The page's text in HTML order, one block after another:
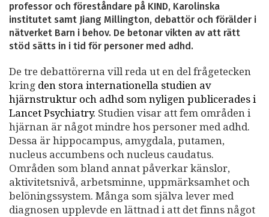
professor och föreståndare på KIND, Karolinska
institutet samt Jiang Millington, debattör och förälder i
nätverket Barn i behov. De betonar vikten av att rätt
stöd sätts in i tid för personer med adhd.
De tre debattörerna vill reda ut en del frågetecken
kring den stora internationella studien av
hjärnstruktur och adhd som nyligen publicerades i
Lancet Psychiatry. Studien visar att fem områden i
hjärnan är något mindre hos personer med adhd.
Dessa är hippocampus, amygdala, putamen,
nucleus accumbens och nucleus caudatus.
Områden som bland annat påverkar känslor,
aktivitetsnivå, arbetsminne, uppmärksamhet och
belöningssystem. Många som själva lever med
diagnosen upplevde en lättnad i att det finns något